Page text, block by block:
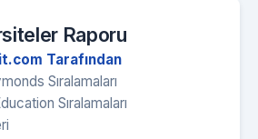
Raporu
Tarafından
Sıralamaları
Sıralamaları